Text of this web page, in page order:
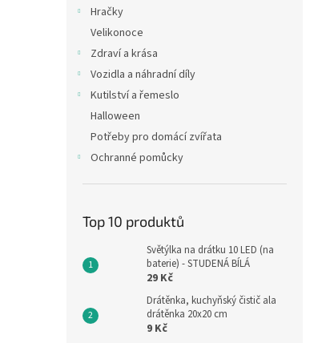
Hračky
Velikonoce
Zdraví a krása
Vozidla a náhradní díly
Kutilství a řemeslo
Halloween
Potřeby pro domácí zvířata
Ochranné pomůcky
Top 10 produktů
Světýlka na drátku 10 LED (na
baterie) - STUDENÁ BÍLÁ
29 Kč
Drátěnka, kuchyňský čistič ala
drátěnka 20x20 cm
9 Kč